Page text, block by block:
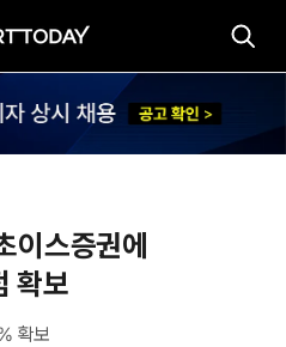
이스증권에
확보
확보